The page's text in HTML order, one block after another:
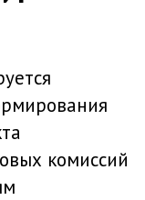
комиссий